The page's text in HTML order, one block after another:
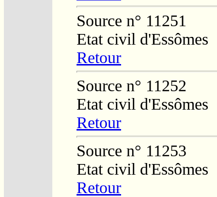
Source n° 11251
Etat civil d'Essômes
Retour
Source n° 11252
Etat civil d'Essômes
Retour
Source n° 11253
Etat civil d'Essômes
Retour